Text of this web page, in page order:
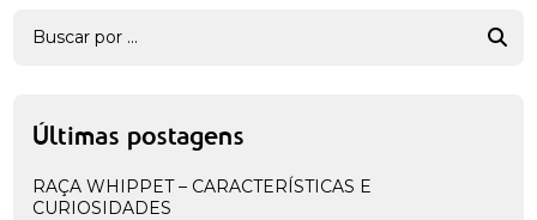
Últimas postagens
RAÇA WHIPPET – CARACTERÍSTICAS E
CURIOSIDADES